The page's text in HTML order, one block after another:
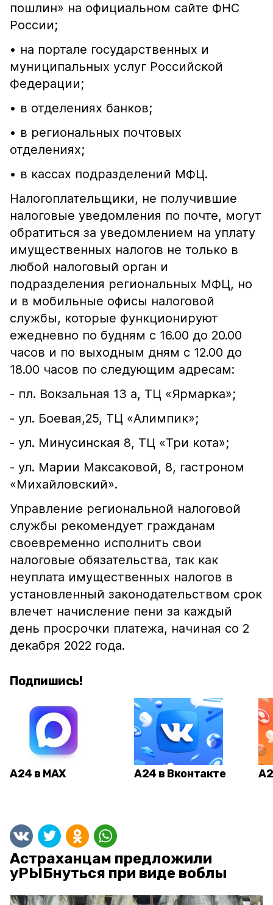
пошлин» на официальном сайте ФНС
России;
• на портале государственных и
муниципальных услуг Российской
Федерации;
• в отделениях банков;
• в региональных почтовых
отделениях;
• в кассах подразделений МФЦ.
Налогоплательщики, не получившие
налоговые уведомления по почте, могут
обратиться за уведомлением на уплату
имущественных налогов не только в
любой налоговый орган и
подразделения региональных МФЦ, но
и в мобильные офисы налоговой
службы, которые функционируют
ежедневно по будням с 16.00 до 20.00
часов и по выходным дням с 12.00 до
18.00 часов по следующим адресам:
- пл. Вокзальная 13 а, ТЦ «Ярмарка»;
- ул. Боевая,25, ТЦ «Алимпик»;
- ул. Минусинская 8, ТЦ «Три кота»;
- ул. Марии Максаковой, 8, гастроном
«Михайловский».
Управление региональной налоговой
службы рекомендует гражданам
своевременно исполнить свои
налоговые обязательства, так как
неуплата имущественных налогов в
установленный законодательством срок
влечет начисление пени за каждый
день просрочки платежа, начиная со 2
декабря 2022 года.
Подпишись!
А24 в MAX А24 в Вконтакте
Астраханцам предложили
уРЫБнуться при виде воблы